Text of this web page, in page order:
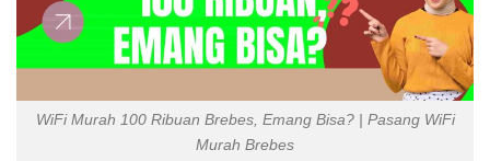
WiFi Murah 100 Ribuan Brebes, Emang Bisa? | Pasang WiFi
Murah Brebes